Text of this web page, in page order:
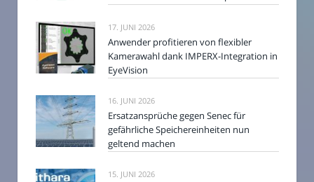
17. JUNI 2026
Anwender profitieren von flexibler
Kamerawahl dank IMPERX-Integration in
EyeVision
16. JUNI 2026
Ersatzansprüche gegen Senec für
gefährliche Speichereinheiten nun
geltend machen
15. JUNI 2026